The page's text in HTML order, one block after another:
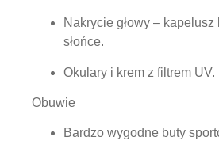
Nakrycie głowy –
słońce.
Okulary i krem z filtrem UV.
Obuwie
Bardzo wygodne buty